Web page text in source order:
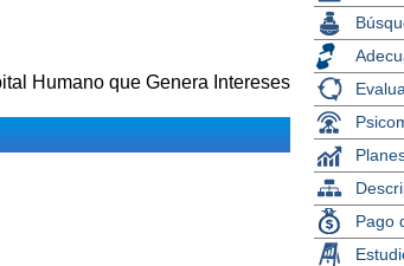
Humano que Genera Intereses
Pago